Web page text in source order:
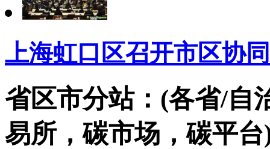
上海虹口区召开市区协
省区市分站：(各省/自
易所，碳市场，碳平台